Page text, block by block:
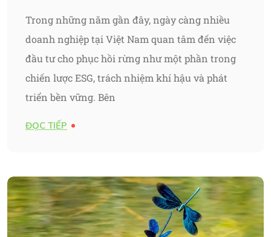
Trong những năm gần đây, ngày càng nhiều
doanh nghiệp tại Việt Nam quan tâm đến việc
đầu tư cho phục hồi rừng như một phần trong
chiến lược ESG, trách nhiệm khí hậu và phát
triển bền vững. Bên
ĐỌC TIẾP